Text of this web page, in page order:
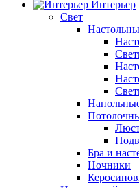
Интерьер
Свет
Бра и
Ночники